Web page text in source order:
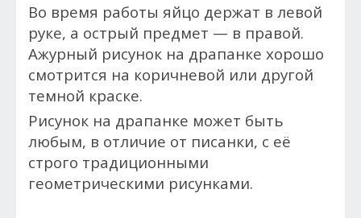
Во время работы яйцо держат в левой
руке, а острый предмет — в правой.
Ажурный рисунок на драпанке хорошо
смотрится на коричневой или другой
темной краске.
Рисунок на драпанке может быть
любым, в отличие от писанки, с её
строго традиционными
геометрическими рисунками.